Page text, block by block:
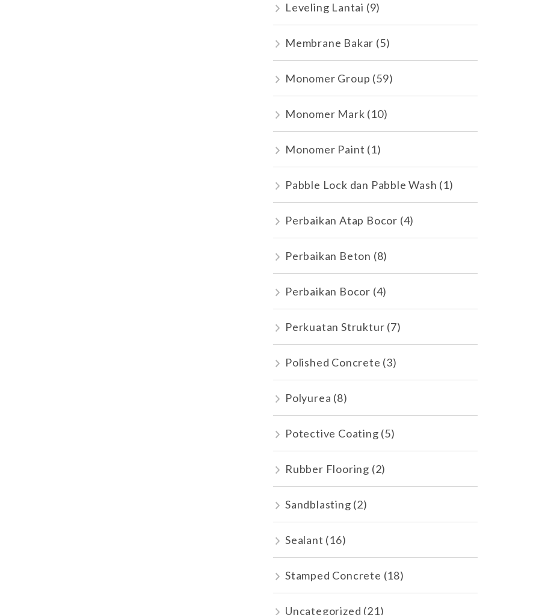
Leveling Lantai (9)
Membrane Bakar (5)
Monomer Group (59)
Monomer Mark (10)
Monomer Paint (1)
Pabble Lock dan Pabble Wash (1)
Perbaikan Atap Bocor (4)
Perbaikan Beton (8)
Perbaikan Bocor (4)
Perkuatan Struktur (7)
Polished Concrete (3)
Polyurea (8)
Potective Coating (5)
Rubber Flooring (2)
Sandblasting (2)
Sealant (16)
Stamped Concrete (18)
Uncategorized (21)